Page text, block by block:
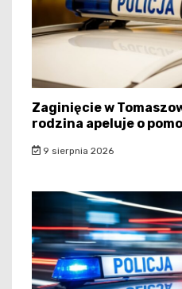
Zaginięcie w
rodzina apeluje o
9 sierpnia 2026